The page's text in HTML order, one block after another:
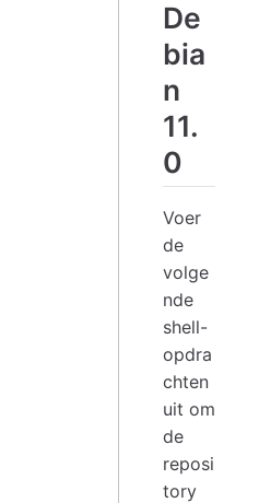
De
bia
n
11.
0
Voer
de
volge
nde
shell-
opdra
chten
uit om
de
reposi
tory